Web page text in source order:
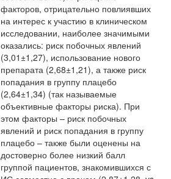
факторов, отрицательно повлиявших
на интерес к участию в клиническом
исследовании, наиболее значимыми
оказались: риск побочных явлений
(3,01±1,27), использование нового
препарата (2,68±1,21), а также риск
попадания в группу плацебо
(2,64±1,34) (так называемые
объективные факторы риска). При
этом факторы – риск побочных
явлений и риск попадания в группу
плацебо – также были оценены на
достоверно более низкий балл
группой пациентов, знакомившихся с